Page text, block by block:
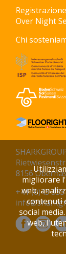
Registrazione
Over Night
Chi
8156
+41 (0)43
migliorare
web,
contenuti
social
web,